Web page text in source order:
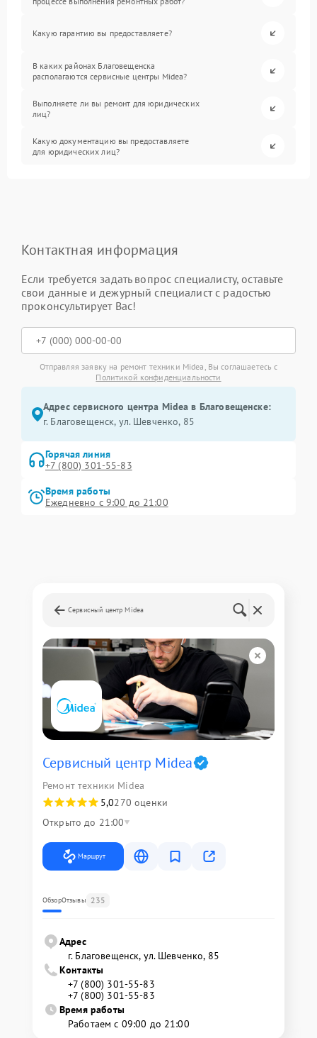
Какую гарантию вы предоставляете?
В каких районах Благовещенска
располагаются сервисные центры Midea?
Выполняете ли вы ремонт для юридических
лиц?
Какую документацию вы предоставляете
для юридических лиц?
Контактная информация
Если требуется задать вопрос специалисту, оставьте
свои данные и дежурный специалист с радостью
проконсультирует Вас!
Отправляя заявку на ремонт техники Midea, Вы соглашаетесь с
Политикой конфиденциальности
Адрес сервисного центра Midea в Благовещенске:
г. Благовещенск, ул. Шевченко, 85
Горячая линия
+7 (800) 301-55-83
Время работы
Ежедневно с 9:00 до 21:00
Сервисный центр Midea
Сервисный центр Midea
Ремонт техники Midea
5,0270 оценки
Открыто до 21:00
Маршрут
ОбзорОтзывы 235
Адрес
г. Благовещенск, ул. Шевченко, 85
Контакты
+7 (800) 301-55-83
+7 (800) 301-55-83
Время работы
Работаем с 09:00 до 21:00